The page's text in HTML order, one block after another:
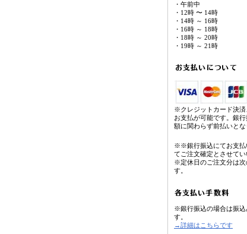
・午前中
・12時 〜 14時
・14時 ～ 16時
・16時 ～ 18時
・18時 ～ 20時
・19時 ～ 21時
※クレジットカード決済
お支払が可能です。銀
額に関わらず前払いとな
※※銀行振込にてお支払
てご注文確定とさせてい
※定休日のご注文分は次
す。
※銀行振込の場合は振込
す。
→詳細はこちらです